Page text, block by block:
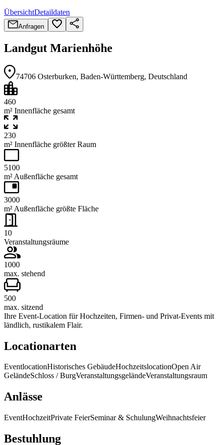
ÜbersichtDetaildaten
Anfragen
Landgut Marienhöhe
74706 Osterburken, Baden-Württemberg, Deutschland
460
m² Innenfläche gesamt
230
m² Innenfläche größter Raum
5100
m² Außenfläche gesamt
3000
m² Außenfläche größte Fläche
10
Veranstaltungsräume
1000
max. stehend
500
max. sitzend
Ihre Event-Location für Hochzeiten, Firmen- und Privat-Events mit
ländlich, rustikalem Flair.
Locationarten
EventlocationHistorisches GebäudeHochzeitslocationOpen Air
GeländeSchloss / BurgVeranstaltungsgeländeVeranstaltungsraum
Anlässe
EventHochzeitPrivate FeierSeminar & SchulungWeihnachtsfeier
Bestuhlung